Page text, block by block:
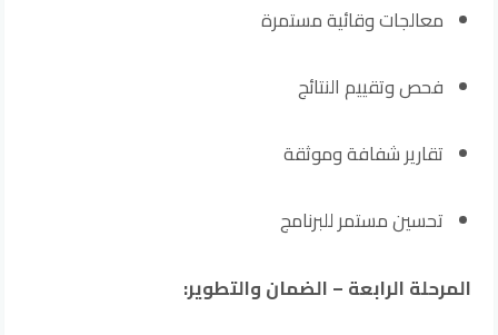
معالجات وقائية مستمرة
فحص وتقييم النتائج
تقارير شفافة وموثقة
تحسين مستمر للبرنامج
المرحلة الرابعة – الضمان والتطوير: